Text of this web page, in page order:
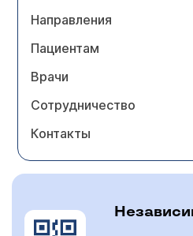
Направления
Пациентам
Врачи
Сотрудничество
Контакты